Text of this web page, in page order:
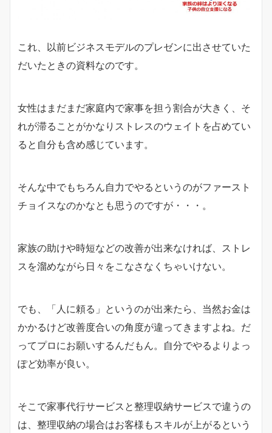
これ、以前ビジネスモデルのプレゼンに出させていた
だいたときの資料なのです。
女性はまだまだ家庭内で家事を担う割合が大きく、そ
れが滞ることがかなりストレスのウェイトを占めてい
ると自分も含め感じています。
そんな中でもちろん自力でやるというのがファースト
チョイスなのかなとも思うのですが・・・。
家族の助けや時短などの改善が出来なければ、ストレ
スを溜めながら日々をこなさなくちゃいけない。
でも、「人に頼る」というのが出来たら、当然お金は
かかるけど改善度合いの角度が違ってきますよね。だ
ってプロにお願いするんだもん。自分でやるよりよっ
ぽど効率が良い。
そこで家事代行サービスと整理収納サービスで違うの
は、整理収納の場合はお客様もスキルが上がるという